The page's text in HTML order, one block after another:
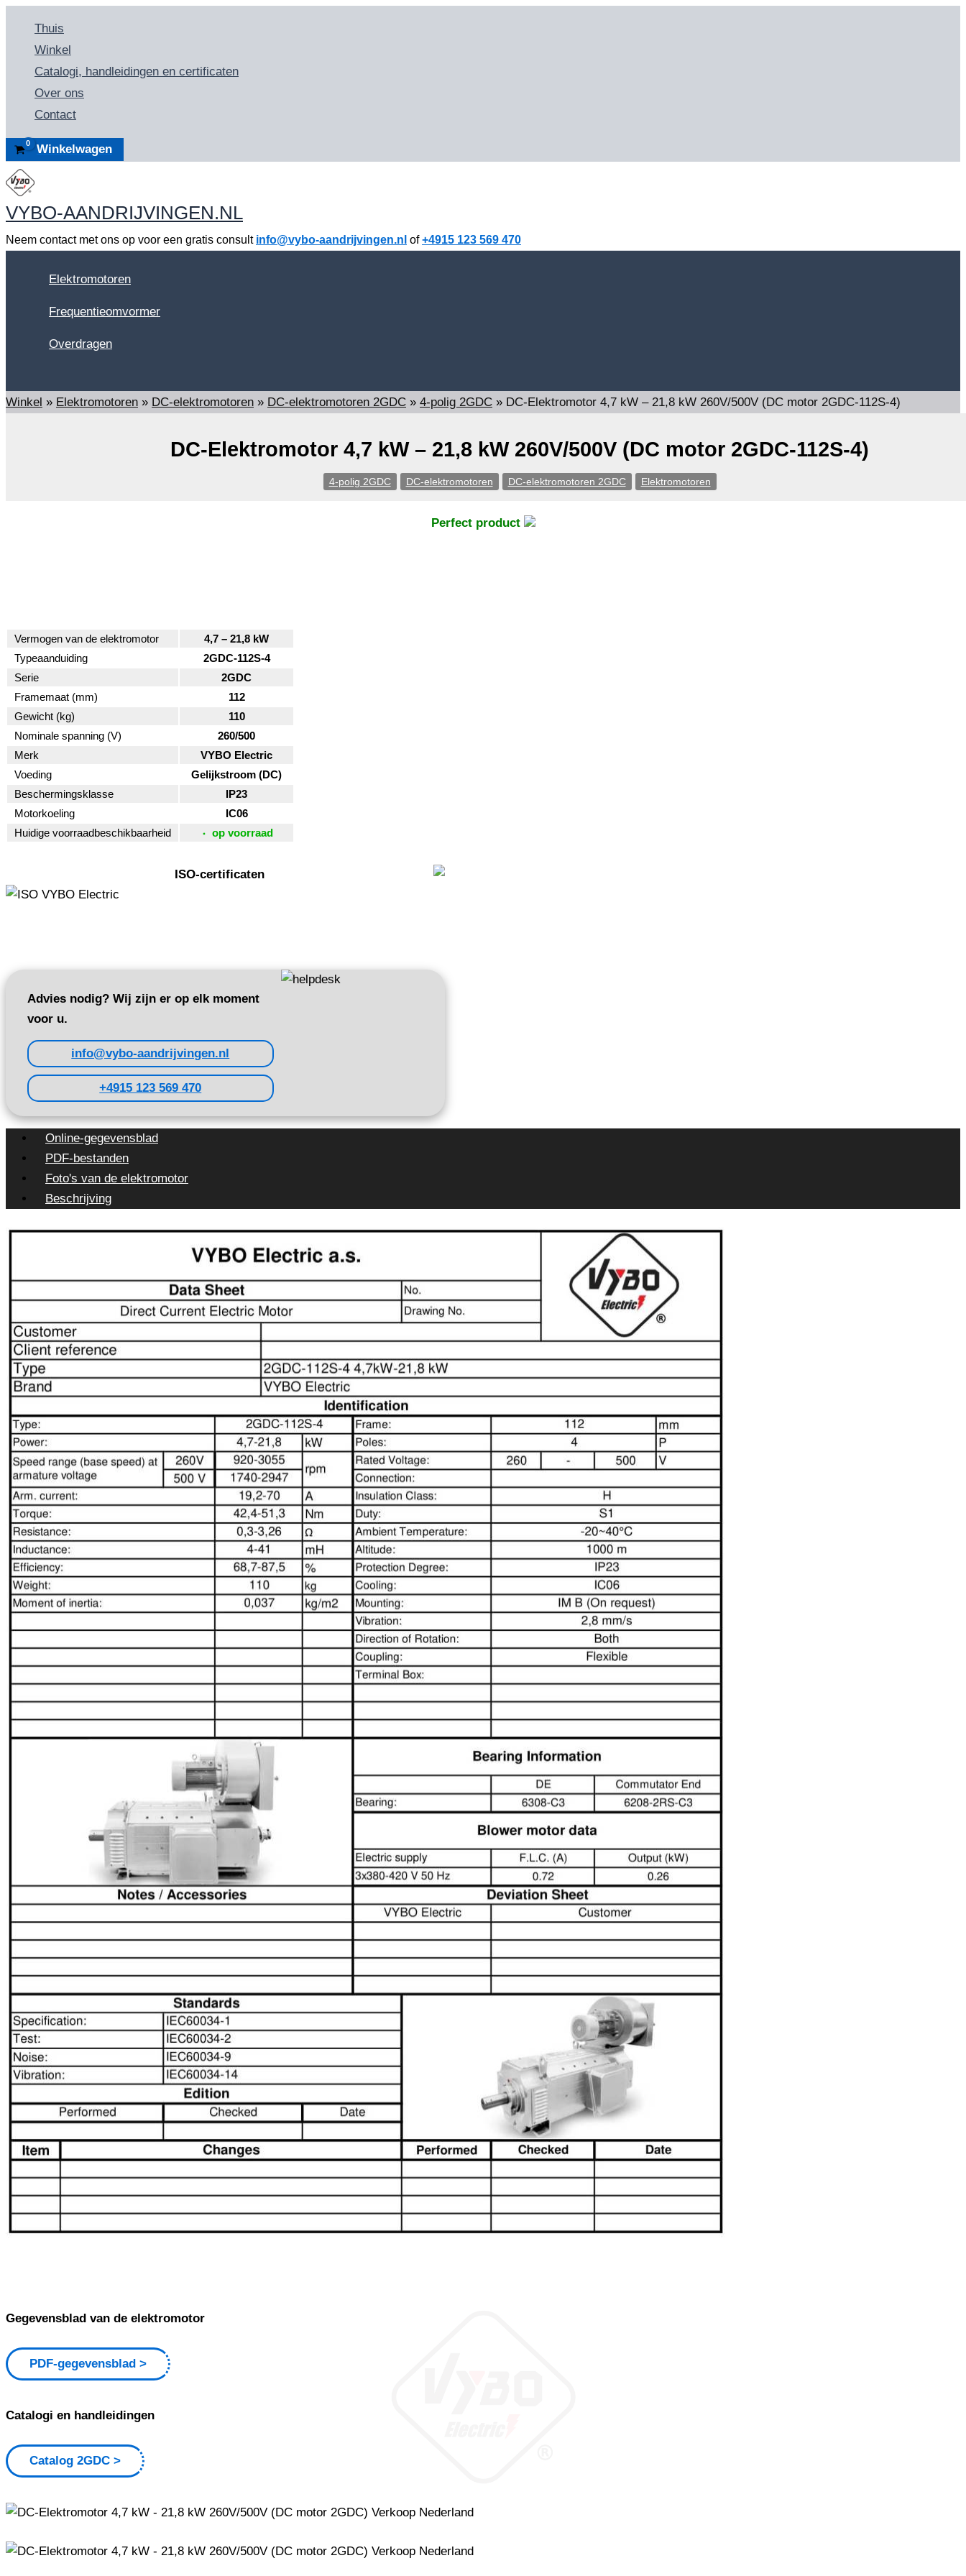
inhoud
Thuis
Winkel
Catalogi, handleidingen en certificaten
Over ons
Contact
Winkelwagen
VYBO-AANDRIJVINGEN.NL
Neem contact met ons op voor een gratis consult info@vybo-aandrijvingen.nl of+4915 123 569 470
Elektromotoren
Frequentieomvormer
Overdragen
Winkel » Elektromotoren » DC-elektromotoren » DC-elektromotoren 2GDC » 4-polig 2GDC » DC-Elektromotor 4,7 kW – 21,8 kW 260V/500V (DC motor 2GDC-112S-4)
DC-Elektromotor 4,7 kW – 21,8 kW 260V/500V (DC motor 2GDC-112S-4)
4-polig 2GDC DC-elektromotoren DC-elektromotoren 2GDC Elektromotoren
Perfect product
Vermogen van de elektromotor
4,7 – 21,8 kW
Typeaanduiding
2GDC-112S-4
Serie
2GDC
Framemaat (mm)
112
Gewicht (kg)
110
Nominale spanning (V)
260/500
Merk
VYBO Electric
Voeding
Gelijkstroom (DC)
Beschermingsklasse
IP23
Motorkoeling
IC06
Huidige voorraadbeschikbaarheid
op voorraad
ISO-certificaten
Advies nodig? Wij zijn er op elk moment
voor u.
info@vybo-aandrijvingen.nl
+4915 123 569 470
Online-gegevensblad
PDF-bestanden
Foto's van de elektromotor
Beschrijving
Gegevensblad van de elektromotor
PDF-gegevensblad
Catalogi en handleidingen
Catalog 2GDC